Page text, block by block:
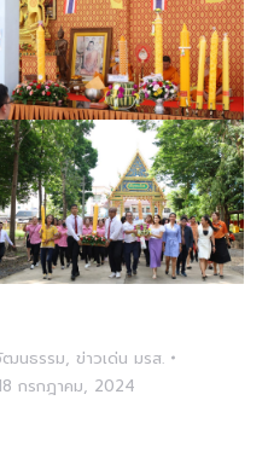
ฒนธรรม, ข่าวเด่น มรส.
กรกฎาคม, 2024